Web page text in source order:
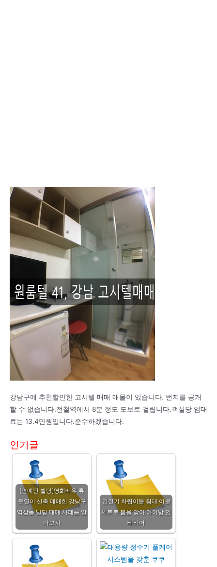
강남구에 추천할만한 고시텔 매매 매물이 있습니다. 번지를 공개
할 수 없습니다.전철역에서 8분 정도 도보로 걸립니다.객실당 임대
료는 13.4만원입니다.준수하겠습니다.
인기글
[연예인 빌딩]영화배우 류
준열이 신축 매매한 강남구
역삼동 빌딩 매매 사례를 알
아보자
간절기 차렵이불 침대 이불
세트로 봄을 맞아 아이방 인
테리어